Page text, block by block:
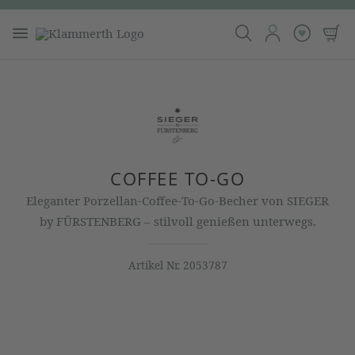
COFFEE TO-GO
Eleganter Porzellan‑Coffee‑To‑Go‑Becher von SIEGER
by FÜRSTENBERG – stilvoll genießen unterwegs.
Artikel Nr. 2053787